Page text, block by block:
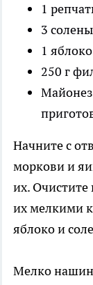
1
3
1 яблоко
250 г
Начните с
моркови и
их. Очистите
их мелкими
яблоко и
Мелко